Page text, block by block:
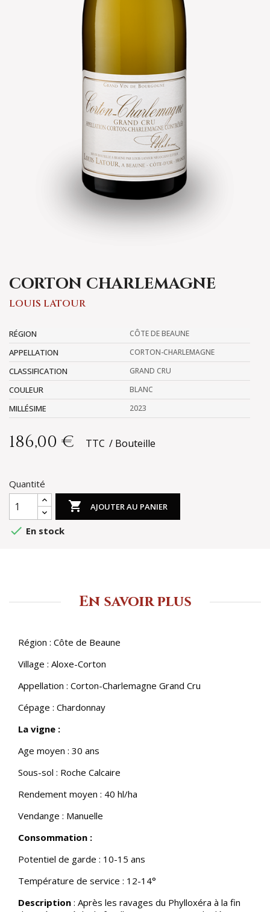
CORTON CHARLEMAGNE
LOUIS LATOUR
RÉGION CÔTE DE BEAUNE
APPELLATION CORTON-CHARLEMAGNE
CLASSIFICATION GRAND CRU
COULEUR BLANC
MILLÉSIME 2023
186,00 € TTC Bouteille
Quantité
 AJOUTER AU PANIER
 En stock
En savoir plus
Région : Côte de Beaune
Village : Aloxe-Corton
Appellation : Corton-Charlemagne Grand Cru
Cépage : Chardonnay
La vigne :
Age moyen : 30 ans
Sous-sol : Roche Calcaire
Rendement moyen : 40 hl/ha
Vendange : Manuelle
Consommation :
Potentiel de garde : 10-15 ans
Température de service : 12-14°
Description : Après les ravages du Phylloxéra à la fin